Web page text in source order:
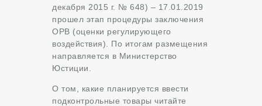
декабря 2015 г. № 648) – 17.01.2019
прошел этап процедуры заключения
ОРВ (оценки регулирующего
воздействия). По итогам размещения
направляется в Министерство
Юстиции.
О том, какие планируется ввести
подконтрольные товары читайте